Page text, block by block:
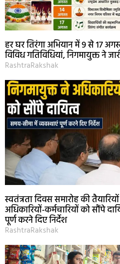
हर घर तिरंगा अभियान में 9 से 17
विविध गतिविधियां, निगमायुक्त ने
RashtraRakshak
स्वतंत्रता दिवस समारोह की
अधिकारियों-कर्मचारियों को सौंपे
पूर्ण करने दिए निर्देश
RashtraRakshak